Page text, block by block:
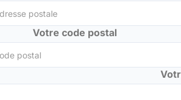
Votre code postal